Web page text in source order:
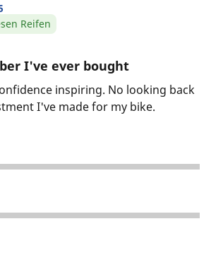
Reifen
I've ever bought
inspiring. No looking back
I've made for my bike.